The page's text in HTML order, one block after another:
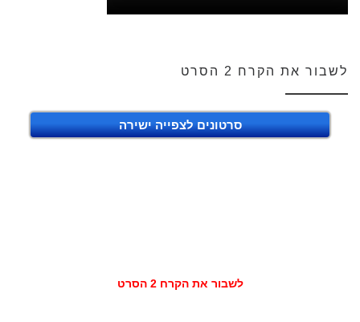
לשבור את הקרח 2 הסרט
סרטונים לצפייה ישירה
לשבור את הקרח 2 הסרט